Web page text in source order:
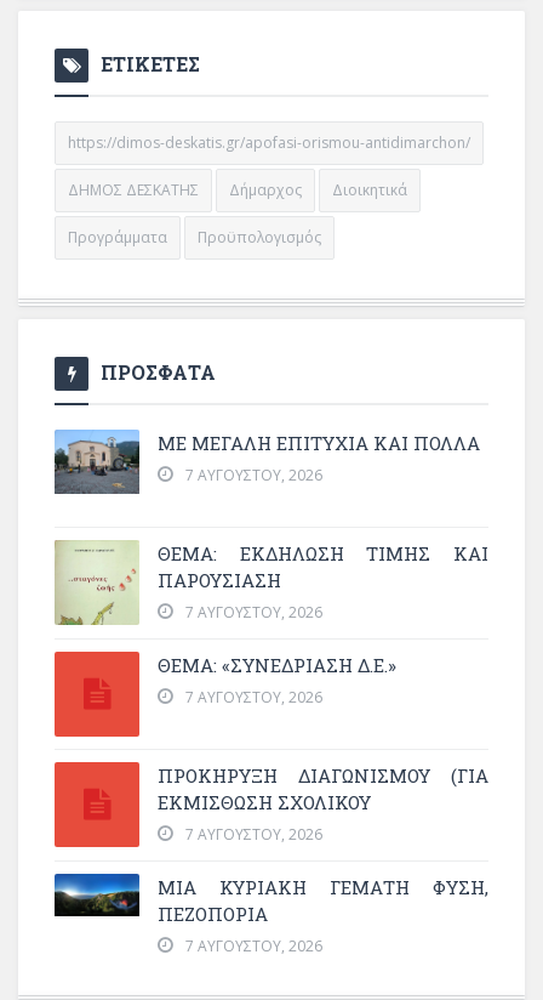
ΕΤΙΚΕΤΕΣ
https://dimos-deskatis.gr/apofasi-orismou-antidimarchon/
ΔΗΜΟΣ ΔΕΣΚΑΤΗΣ Δήμαρχος Διοικητικά
Προγράμματα Προϋπολογισμός
ΠΡΟΣΦΑΤΑ
ΜΕ ΜΕΓΆΛΗ ΕΠΙΤΥΧΊΑ ΚΑΙ ΠΟΛΛΆ
7 ΑΥΓΟΎΣΤΟΥ, 2026
ΘΈΜΑ: ΕΚΔΉΛΩΣΗ ΤΙΜΉΣ ΚΑΙ
ΠΑΡΟΥΣΊΑΣΗ
7 ΑΥΓΟΎΣΤΟΥ, 2026
ΘΕΜΑ: «ΣΥΝΕΔΡΊΑΣΗ Δ.Ε.»
7 ΑΥΓΟΎΣΤΟΥ, 2026
ΠΡΟΚΗΡΥΞΗ ΔΙΑΓΩΝΙΣΜΟΥ (ΓΙΑ
ΕΚΜΊΣΘΩΣΗ ΣΧΟΛΙΚΟΎ
7 ΑΥΓΟΎΣΤΟΥ, 2026
ΜΙΑ ΚΥΡΙΑΚΉ ΓΕΜΆΤΗ ΦΎΣΗ,
ΠΕΖΟΠΟΡΊΑ
7 ΑΥΓΟΎΣΤΟΥ, 2026